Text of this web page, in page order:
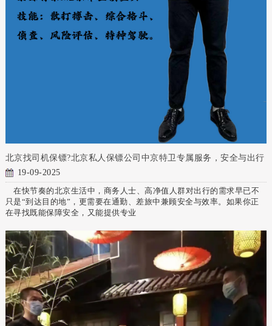
北京找司机保镖?北京私人保镖公司中京特卫专属服务，安全与出行
19-09-2025
在快节奏的北京生活中，商务人士、高净值人群对出行的需求早已不
只是“到达目的地”，更需要在通勤、差旅中兼顾安全与效率。如果你正
在寻找既能保障安全，又能提供专业